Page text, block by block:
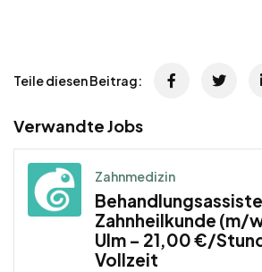
Teile diesen Beitrag:
Verwandte Jobs
Zahnmedizin
Zahnheilkunde (m/
Ulm – 21,00 €/
Vollzeit